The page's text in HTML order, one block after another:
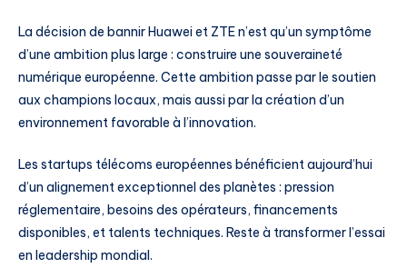
La décision de bannir Huawei et ZTE n’est qu’un symptôme
d’une ambition plus large : construire une souveraineté
numérique européenne. Cette ambition passe par le soutien
aux champions locaux, mais aussi par la création d’un
environnement favorable à l’innovation.
Les startups télécoms européennes bénéficient aujourd’hui
d’un alignement exceptionnel des planètes : pression
réglementaire, besoins des opérateurs, financements
disponibles, et talents techniques. Reste à transformer l’essai
en leadership mondial.